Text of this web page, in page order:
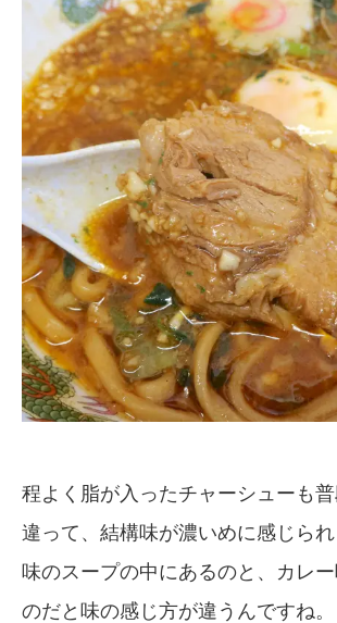
程よく脂が入ったチャーシューも
違って、結構味が濃いめに感じら
味のスープの中にあるのと、カレ
のだと味の感じ方が違うんですね。